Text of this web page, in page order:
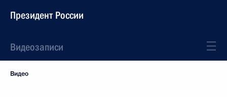
Президент России
Видеозаписи
Видео